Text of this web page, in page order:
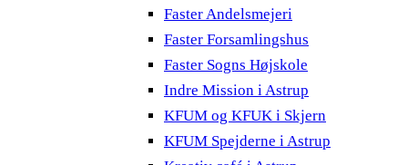
Faster Andelsmejeri
Faster Forsamlingshus
Faster Sogns Højskole
Indre Mission i Astrup
KFUM og KFUK i Skjern
KFUM Spejderne i Astrup